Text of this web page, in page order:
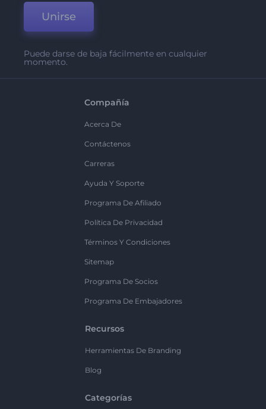
Unirse
Puede darse de baja fácilmente en cualquier
momento.
Compañía
Acerca De
Contáctenos
Carreras
Ayuda Y Soporte
Programa De Afiliado
Política De Privacidad
Términos Y Condiciones
Sitemap
Programa De Socios
Programa De Embajadores
Recursos
Herramientas De Branding
Blog
Categorías